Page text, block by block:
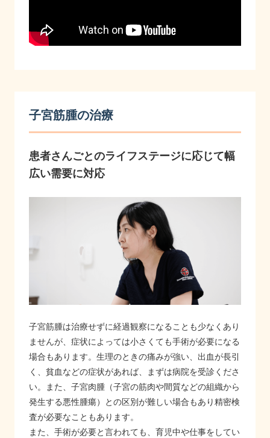
子宮筋腫の治療
患者さんごとのライフステージに応じて幅
広い需要に対応
子宮筋腫は治療せずに経過観察になることも少なくあり
ませんが、症状によっては小さくても手術が必要になる
場合もあります。生理のときの痛みが強い、出血が長引
く、貧血などの症状があれば、まずは病院を受診くださ
い。また、子宮肉腫（子宮の筋肉や間質などの組織から
発生する悪性腫瘍）との区別が難しい場合もあり精密検
査が必要なこともあります。
また、手術が必要と言われても、育児中や仕事をしてい